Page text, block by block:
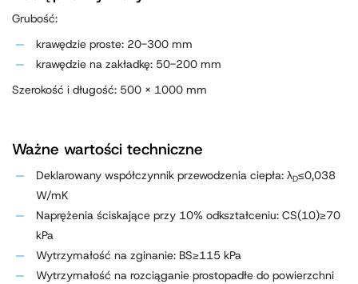
Grubość:
krawędzie proste: 20-300 mm
krawędzie na zakładkę: 50-200 mm
Szerokość i długość: 500 x 1000 mm
Ważne wartości techniczne
Deklarowany współczynnik przewodzenia ciepła: λD≤0,038
W/mK
Naprężenia ściskające przy 10% odkształceniu: CS(10)≥70
kPa
Wytrzymałość na zginanie: BS≥115 kPa
Wytrzymałość na rozciąganie prostopadłe do powierzchni